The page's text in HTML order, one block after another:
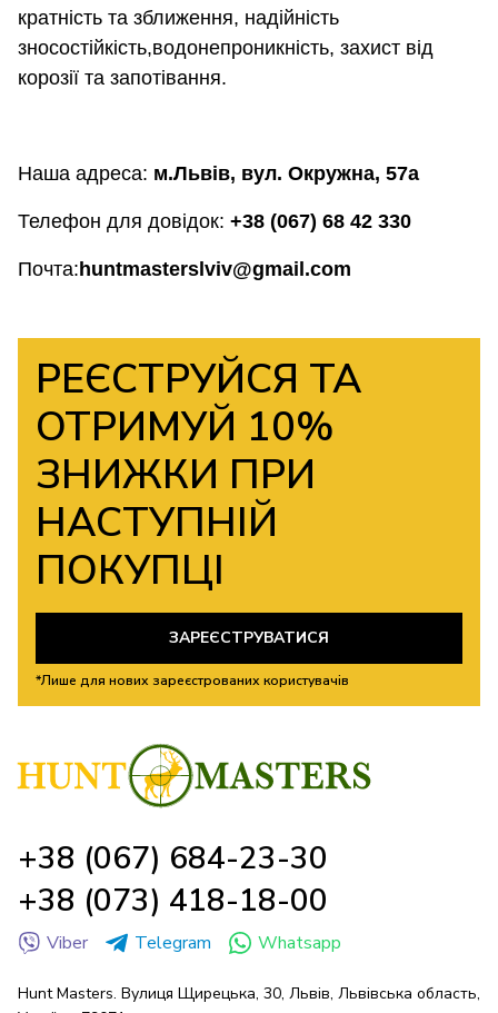
кратність та зближення, надійність
зносостійкість,водонепроникність, захист від
корозії та запотівання.
Наша адреса: м.Львів, вул. Окружна, 57а
Телефон для довідок: +38 (067) 68 42 330
Почта:huntmasterslviv@gmail.com
РЕЄСТРУЙСЯ ТА
ОТРИМУЙ 10%
ЗНИЖКИ ПРИ
НАСТУПНІЙ
ПОКУПЦІ
ЗАРЕЄСТРУВАТИСЯ
*Лише для нових зареєстрованих користувачів
+38 (067) 684-23-30
+38 (073) 418-18-00
Viber Telegram Whatsapp
Hunt Masters. Вулиця Щирецька, 30, Львів, Львівська область,